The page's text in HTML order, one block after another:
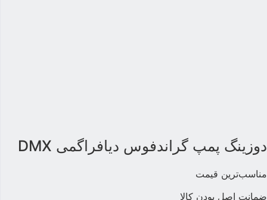
دوزینگ پمپ گراندفوس دیافراگمی DMX
مناسب‌ترین قیمت
ضمانت اصل بودن کالا